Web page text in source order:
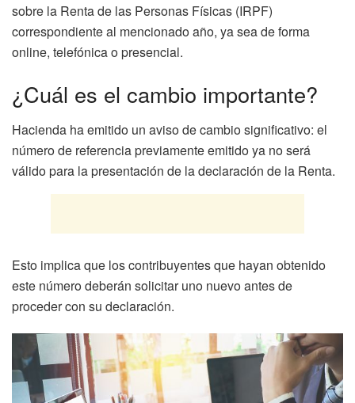
sobre la Renta de las Personas Físicas (IRPF)
correspondiente al mencionado año, ya sea de forma
online, telefónica o presencial.
¿Cuál es el cambio importante?
Hacienda ha emitido un aviso de cambio significativo: el
número de referencia previamente emitido ya no será
válido para la presentación de la declaración de la Renta.
Esto implica que los contribuyentes que hayan obtenido
este número deberán solicitar uno nuevo antes de
proceder con su declaración.